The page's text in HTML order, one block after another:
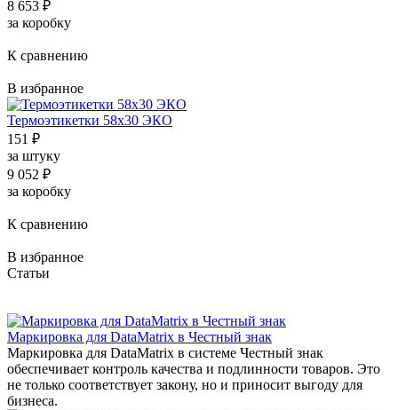
8 653 ₽
за коробку
К сравнению
В избранное
Термоэтикетки 58x30 ЭКО
151 ₽
за штуку
9 052 ₽
за коробку
К сравнению
В избранное
Статьи
Маркировка для DataMatrix в Честный знак
Маркировка для DataMatrix в системе Честный знак
обеспечивает контроль качества и подлинности товаров. Это
не только соответствует закону, но и приносит выгоду для
бизнеса.